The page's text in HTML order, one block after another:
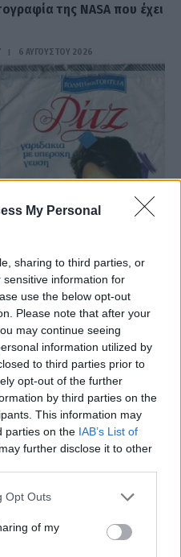
My Personal
sharing to third parties, or
information for
use the below opt-out
Please note that after your
may continue seeing
information utilized by
to third parties prior to
opt-out of the further
by third parties on the
This information may
parties on the IAB’s List of
further disclose it to other
uses one or more Google
behaviour. You may click to
and its third-party tags to
Opt Outs
of my
της NASA που έχει
6 ΑΥΓΟΎΣΤΟΥ 2026
άδειο σακουλάκι από
λόγος
2026